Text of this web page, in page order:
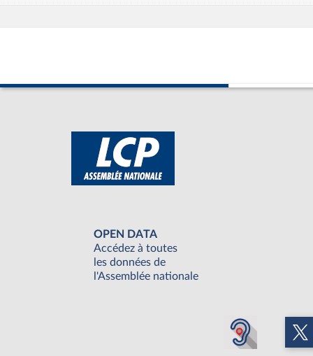
OPEN DATA
Accédez à toutes
les données de
l'Assemblée nationale